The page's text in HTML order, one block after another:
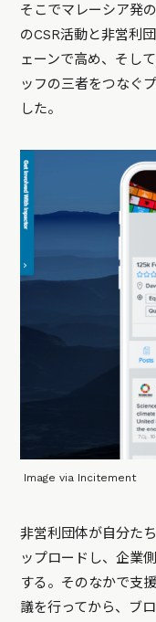
そこでマレーシア発
のCSR活動と非営利
ェーンで高め、そし
ッフの三者をつなぐ
した。
Image via Incitement
非営利団体が自分た
ップロードし、企業
する。そのなかで支
議を行ってから、ブ